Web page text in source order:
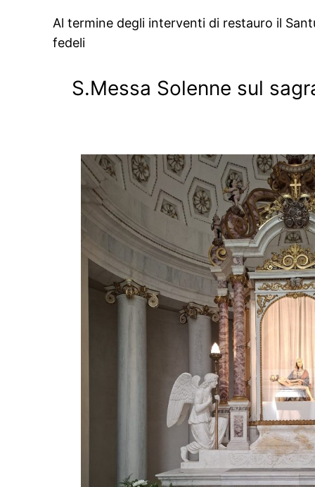
Al termine degli interventi di restauro il
fedeli
S.Messa Solenne sul